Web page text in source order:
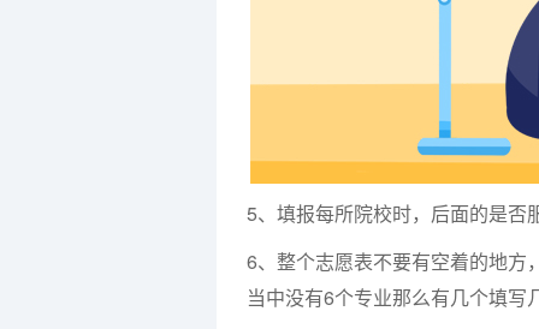
5、填报每所院校时，后面的是否
6、整个志愿表不要有空着的地方
当中没有6个专业那么有几个填写